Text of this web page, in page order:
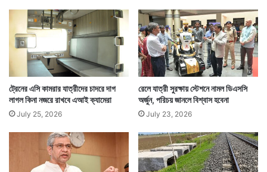
ট্রেনের এসি কামরার যাত্রীদের চাদরে দাগ
লাগল কিনা নজরে রাখবে এআই ক্যামেরা
July 25, 2026
রেলে যাত্রী সুরক্ষায় স্টেশনে নামল ডিএসসি
অর্জুন, পরিচয় জানলে বিশ্বাস হবেনা
July 23, 2026